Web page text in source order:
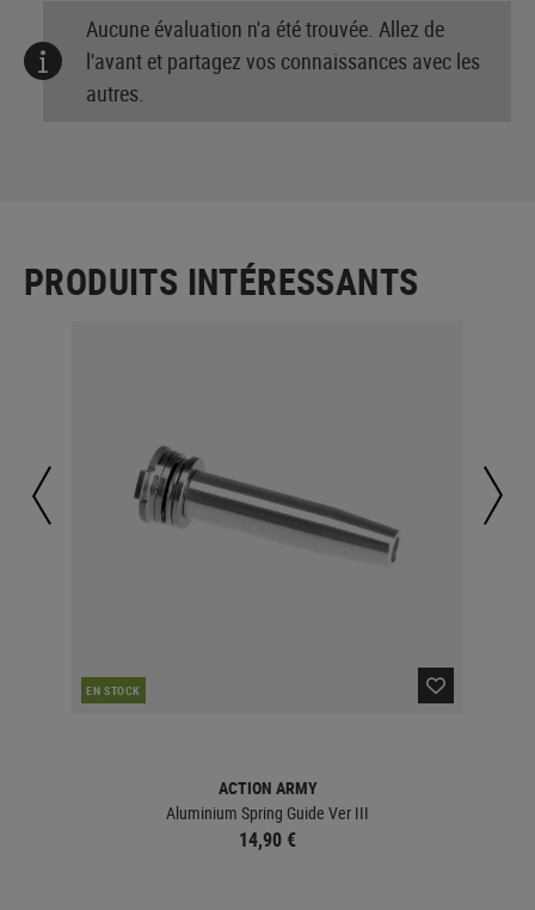
Aucune évaluation n'a été trouvée. Allez de
l'avant et partagez vos connaissances avec les
autres.
PRODUITS INTÉRESSANTS
EN STOCK
ACTION ARMY
Aluminium Spring Guide Ver III
14,90 €